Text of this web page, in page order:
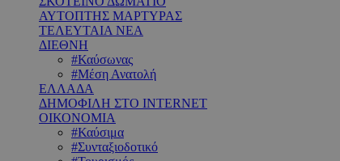
ΑΥΤΟΠΤΗΣ ΜΑΡΤΥΡΑΣ
ΤΕΛΕΥΤΑΙΑ ΝΕΑ
ΔΙΕΘΝΗ
#Καύσωνας
#Μέση Ανατολή
ΕΛΛΑΔΑ
ΔΗΜΟΦΙΛΗ ΣΤΟ INTERNET
ΟΙΚΟΝΟΜΙΑ
#Καύσιμα
#Συνταξιοδοτικό